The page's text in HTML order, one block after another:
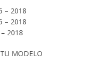
– 2018
– 2018
2018
MODELO